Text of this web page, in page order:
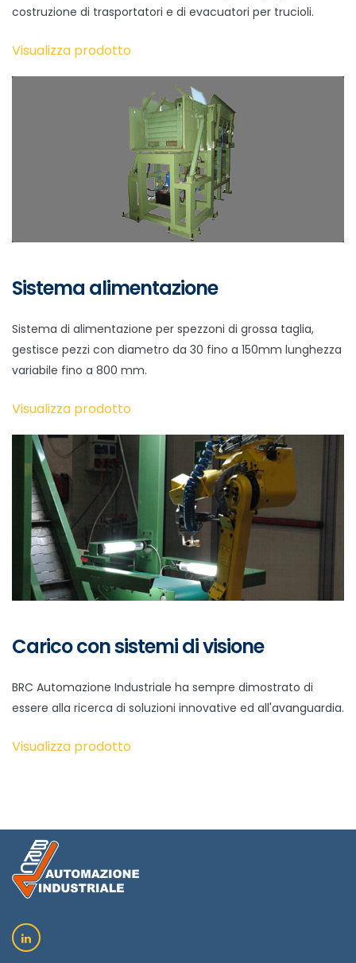
costruzione di trasportatori e di evacuatori per trucioli.
Visualizza prodotto
Sistema alimentazione
Sistema di alimentazione per spezzoni di grossa taglia,
gestisce pezzi con diametro da 30 fino a 150mm lunghezza
variabile fino a 800 mm.
Visualizza prodotto
Carico con sistemi di visione
BRC Automazione Industriale ha sempre dimostrato di
essere alla ricerca di soluzioni innovative ed all'avanguardia.
Visualizza prodotto